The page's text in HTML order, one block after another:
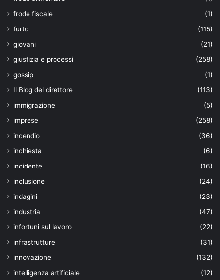
frode fiscale
(1)
furto
(115)
giovani
(21)
giustizia e processi
(258)
gossip
(1)
Il Blog del direttore
(113)
immigrazione
(5)
imprese
(258)
incendio
(36)
inchiesta
(6)
incidente
(16)
inclusione
(24)
indagini
(23)
industria
(47)
infortuni sul lavoro
(22)
infrastrutture
(31)
innovazione
(132)
intelligenza artificiale
(12)